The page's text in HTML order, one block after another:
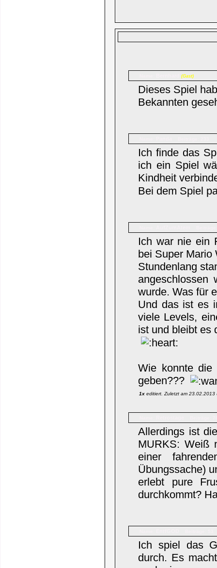
(Gast)
Dieses Spiel
Bekannten
Ich finde das
ich ein Spiel
Kindheit
Bei dem Spiel
Ich war nie ein
bei Super Mario
Stundenlang
wurde. Was für
Und das ist es
viele Levels,
ist und bleibt es
Wie konnte
geben???
1x editiert. Zuletzt am 23.02.2013
Allerdings ist
MURKS: Weiß
einer
Übungssache)
erlebt pure
durchkommt?
Ich spiel das
durch. Es